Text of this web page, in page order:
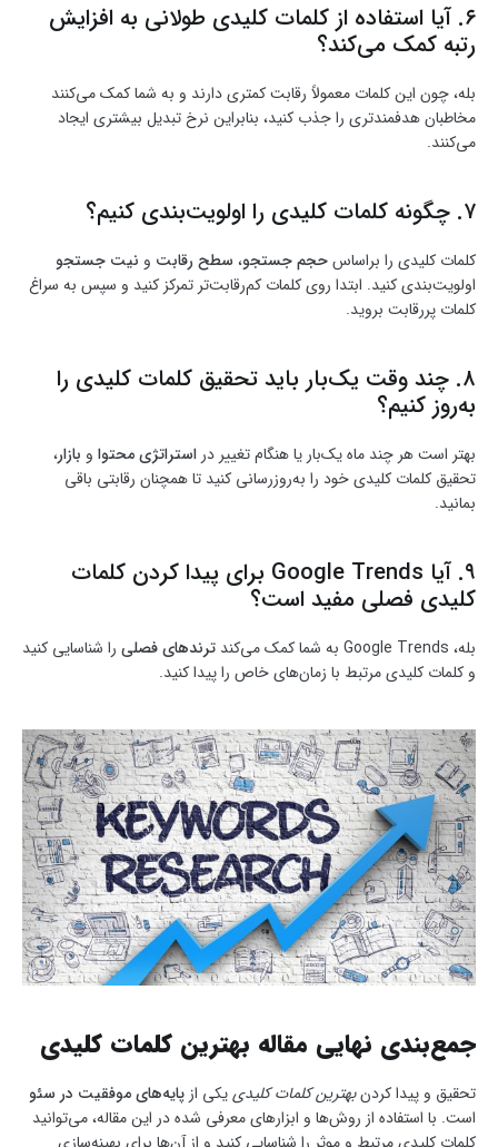
۶. آیا استفاده از کلمات کلیدی طولانی به افزایش
رتبه کمک می‌کند؟
بله، چون این کلمات معمولاً رقابت کمتری دارند و به شما کمک می‌کنند
مخاطبان هدفمندتری را جذب کنید، بنابراین نرخ تبدیل بیشتری ایجاد
می‌کنند.
۷. چگونه کلمات کلیدی را اولویت‌بندی کنیم؟
کلمات کلیدی را براساسحجم جستجو، سطح رقابت و نیت جستجو
اولویت‌بندی کنید. ابتدا روی کلمات کم‌رقابت‌تر تمرکز کنید و سپس به سراغ
کلمات پررقابت بروید.
۸. چند وقت یک‌بار باید تحقیق کلمات کلیدی را
به‌روز کنیم؟
بهتر است هر چند ماه یک‌بار یا هنگام تغییر در استراتژی محتوا و بازار،
تحقیق کلمات کلیدی خود را به‌روزرسانی کنید تا همچنان رقابتی باقی
بمانید.
۹. آیا Google Trends برای پیدا کردن کلمات
کلیدی فصلی مفید است؟
بله، Google Trends به شما کمک می‌کند ترندهای فصلی را شناسایی کنید
و کلمات کلیدی مرتبط با زمان‌های خاص را پیدا کنید.
جمع‌بندی نهایی مقاله بهترین کلمات کلیدی
تحقیق و پیدا کردنبهترین کلمات کلیدییکی از پایه‌های موفقیت در سئو
است. با استفاده از روش‌ها و ابزارهای معرفی شده در این مقاله، می‌توانید